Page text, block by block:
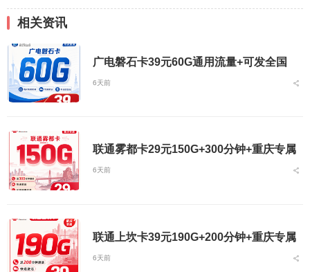
相关资讯
广电磐石卡39元60G通用流量+可发全国
6天前
联通雾都卡29元150G+300分钟+重庆专属
6天前
联通上坎卡39元190G+200分钟+重庆专属
6天前